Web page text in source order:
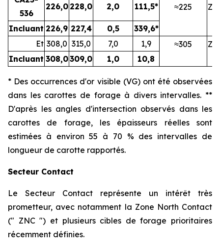
536
226,0 228,0 2,0 111,5* ≈225
Incluant 226,9 227,4 0,5
339,6*
Et 308,0 315,0 7,0 1,9 ≈305
Incluant 308,0309,0 1,0 10,8
* Des occurrences d'or visible (VG) ont été observées
dans les carottes de forage à divers intervalles. **
D'après les angles d'intersection observés dans les
carottes de forage, les épaisseurs réelles sont
estimées à environ 55 à 70 % des intervalles de
longueur de carotte rapportés.
Secteur Contact
Le Secteur Contact représente un intérêt très
prometteur, avec notamment la Zone North Contact
(" ZNC ") et plusieurs cibles de forage prioritaires
récemment définies.